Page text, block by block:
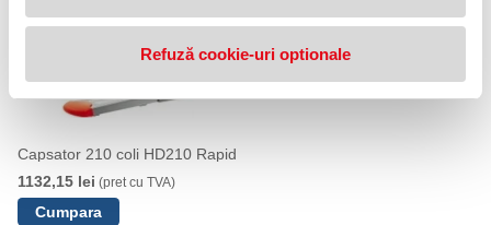
Refuză cookie-uri optionale
Capsator 210 coli HD210 Rapid
1132,15 lei (pret cu TVA)